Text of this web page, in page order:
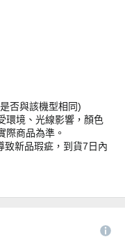
否與該機型相同)
環境、光線影響，顏色
際商品為準。
致新品瑕疵，到貨7日內